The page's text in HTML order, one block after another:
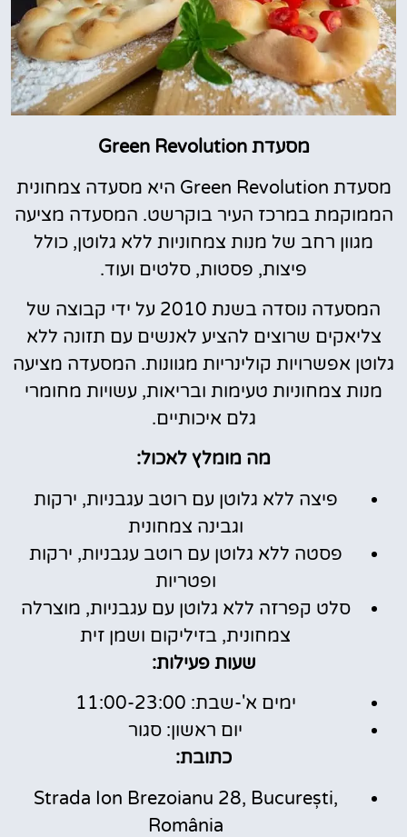
מסעדת Green Revolution
מסעדת Green Revolution היא מסעדה צמחונית
הממוקמת במרכז העיר בוקרשט. המסעדה מציעה
מגוון רחב של מנות צמחוניות ללא גלוטן, כולל
פיצות, פסטות, סלטים ועוד.
המסעדה נוסדה בשנת 2010 על ידי קבוצה של
צליאקים שרוצים להציע לאנשים עם תזונה ללא
גלוטן אפשרויות קולינריות מגוונות. המסעדה מציעה
מנות צמחוניות טעימות ובריאות, עשויות מחומרי
גלם איכותיים.
מה מומלץ לאכול:
פיצה ללא גלוטן עם רוטב עגבניות, ירקות
וגבינה צמחונית
פסטה ללא גלוטן עם רוטב עגבניות, ירקות
ופטריות
סלט קפרזה ללא גלוטן עם עגבניות, מוצרלה
צמחונית, בזיליקום ושמן זית
שעות פעילות:
ימים א'-שבת: 11:00-23:00
יום ראשון: סגור
כתובת:
Strada Ion Brezoianu 28, București,
România